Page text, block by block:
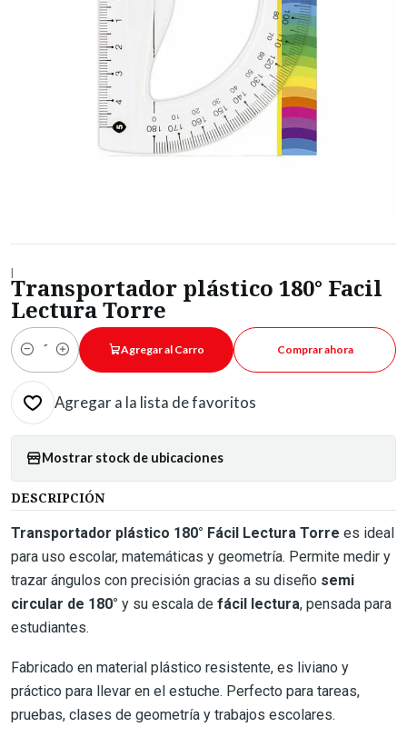
|
Transportador plástico 180° Facil
Lectura Torre
Cantidad
Agregar al Carro Comprar ahora
Agregar a la lista de favoritos
Mostrar stock de ubicaciones
DESCRIPCIÓN
Transportador plástico 180° Fácil Lectura Torre es ideal
para uso escolar, matemáticas y geometría. Permite medir y
trazar ángulos con precisión gracias a su diseño semi
circular de 180° y su escala de fácil lectura, pensada para
estudiantes.
Fabricado en material plástico resistente, es liviano y
práctico para llevar en el estuche. Perfecto para tareas,
pruebas, clases de geometría y trabajos escolares.